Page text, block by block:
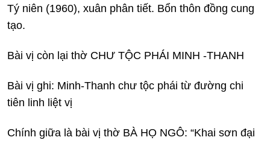
Tý niên (1960), xuân phân tiết. Bổn thôn đồng cung
tạo.
Bài vị còn lại thờ CHƯ TỘC PHÁI MINH -THANH
Bài vị ghi: Minh-Thanh chư tộc phái từ đường chi
tiên linh liệt vị
Chính giữa là bài vị thờ BÀ HỌ NGÔ: “Khai sơn đại